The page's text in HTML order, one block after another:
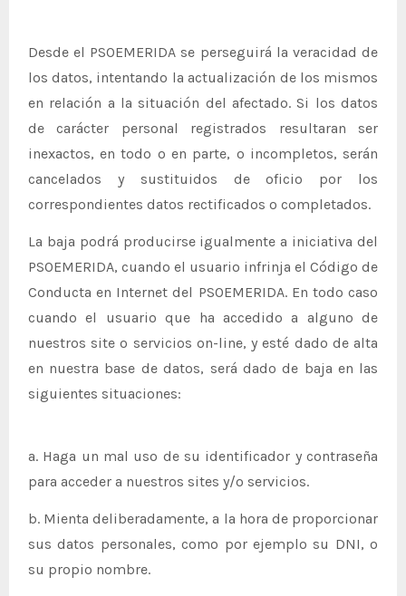
Desde el PSOEMERIDA se perseguirá la veracidad de
los datos, intentando la actualización de los mismos
en relación a la situación del afectado. Si los datos
de carácter personal registrados resultaran ser
inexactos, en todo o en parte, o incompletos, serán
cancelados y sustituidos de oficio por los
correspondientes datos rectificados o completados.
La baja podrá producirse igualmente a iniciativa del
PSOEMERIDA, cuando el usuario infrinja el Código de
Conducta en Internet del PSOEMERIDA. En todo caso
cuando el usuario que ha accedido a alguno de
nuestros site o servicios on-line, y esté dado de alta
en nuestra base de datos, será dado de baja en las
siguientes situaciones:
a. Haga un mal uso de su identificador y contraseña
para acceder a nuestros sites y/o servicios.
b. Mienta deliberadamente, a la hora de proporcionar
sus datos personales, como por ejemplo su DNI, o
su propio nombre.